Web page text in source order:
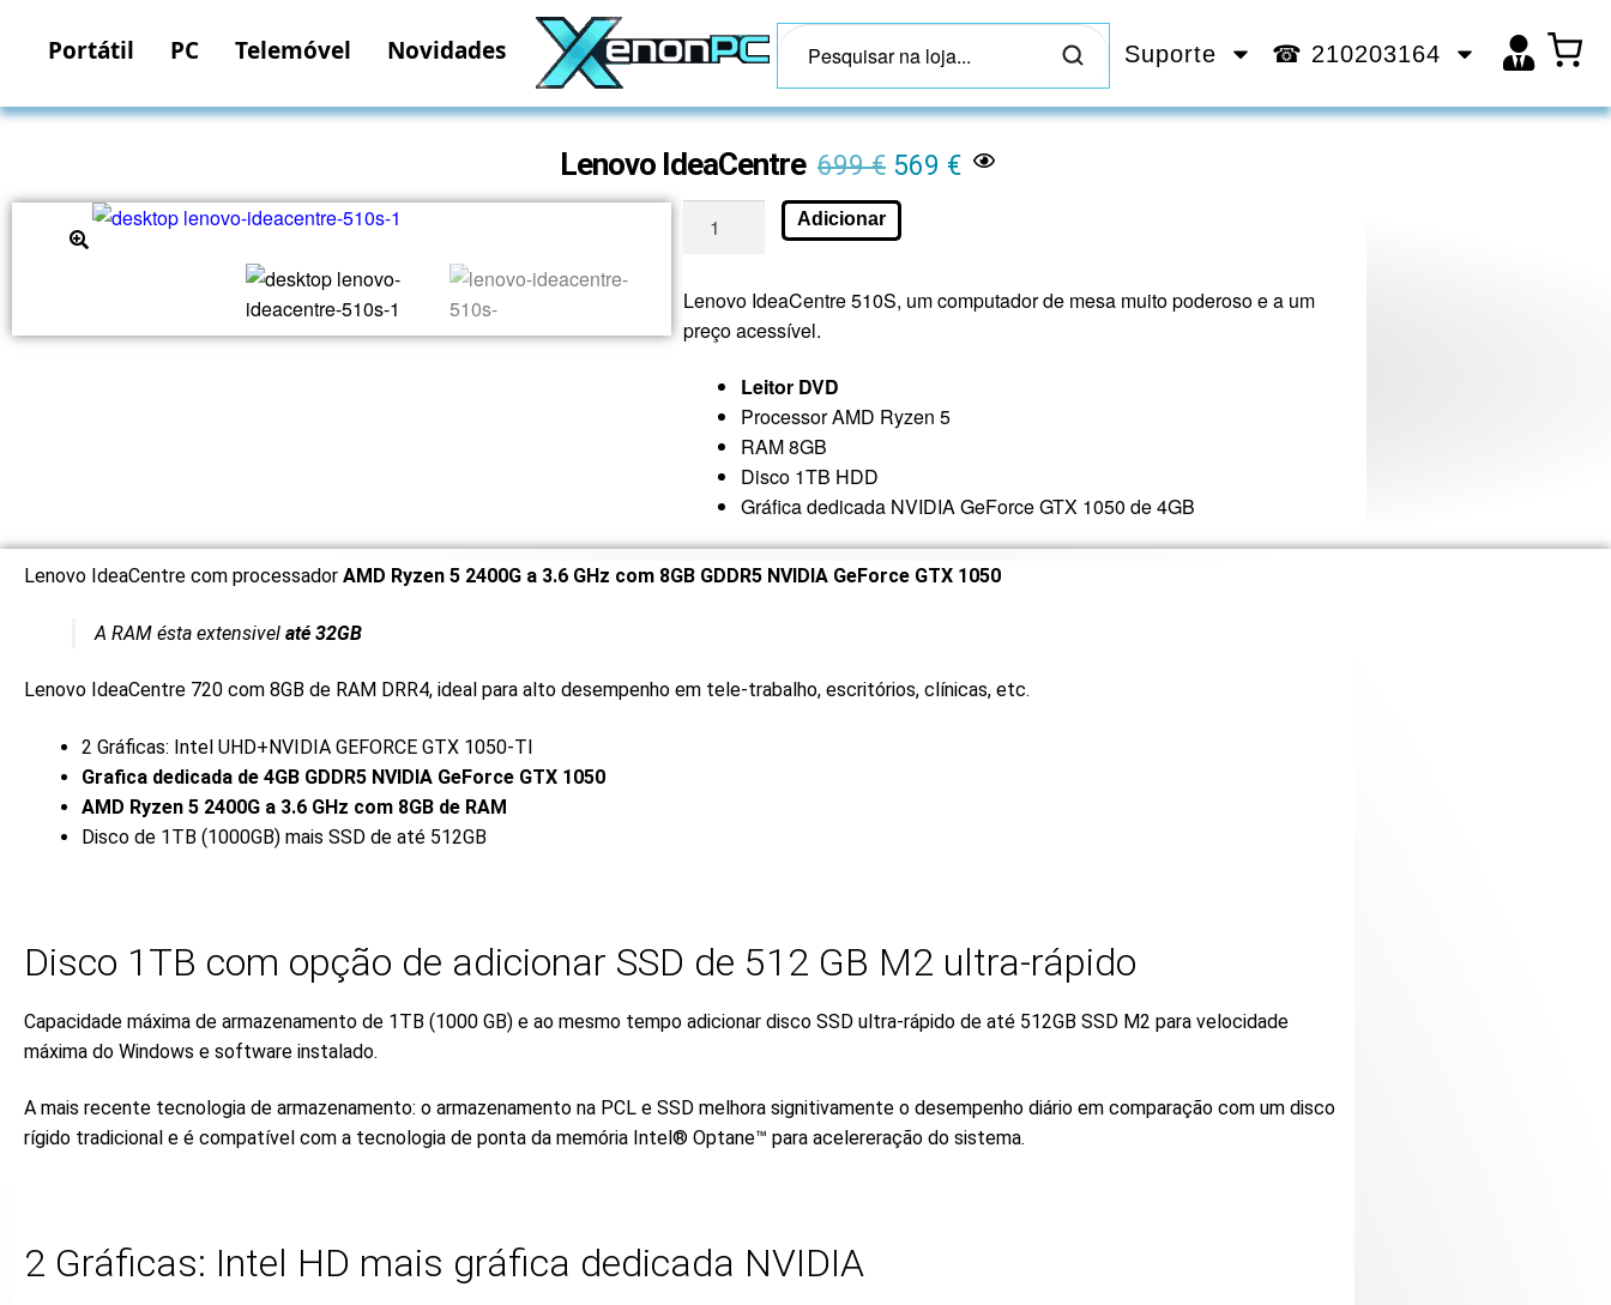
Portátil PC Telemóvel Novidades Suporte ☎ 210203164
Lenovo IdeaCentre 699€ 569 €
Adicionar
Lenovo IdeaCentre 510S, um computador de mesa muito poderoso e a um
preço acessível.
Leitor DVD
Processor AMD Ryzen 5
RAM 8GB
Disco 1TB HDD
Gráfica dedicada NVIDIA GeForce GTX 1050 de 4GB
Lenovo IdeaCentre com processador AMD Ryzen 5 2400G a 3.6 GHz com 8GB GDDR5 NVIDIA GeForce GTX 1050
A RAM ésta extensivel até 32GB
Lenovo IdeaCentre 720 com 8GB de RAM DRR4, ideal para alto desempenho em tele-trabalho, escritórios, clínicas, etc.
2 Gráficas: Intel UHD+NVIDIA GEFORCE GTX 1050-TI
Grafica dedicada de 4GB GDDR5 NVIDIA GeForce GTX 1050
AMD Ryzen 5 2400G a 3.6 GHz com 8GB de RAM
Disco de 1TB (1000GB) mais SSD de até 512GB
Disco 1TB com opção de adicionar SSD de 512 GB M2 ultra-rápido
Capacidade máxima de armazenamento de 1TB (1000 GB) e ao mesmo tempo adicionar disco SSD ultra-rápido de até 512GB SSD M2 para velocidade
máxima do Windows e software instalado.
A mais recente tecnologia de armazenamento: o armazenamento na PCL e SSD melhora signitivamente o desempenho diário em comparação com um disco
rígido tradicional e é compatível com a tecnologia de ponta da memória Intel® Optane™ para acelereração do sistema.
2 Gráficas: Intel HD mais gráfica dedicada NVIDIA